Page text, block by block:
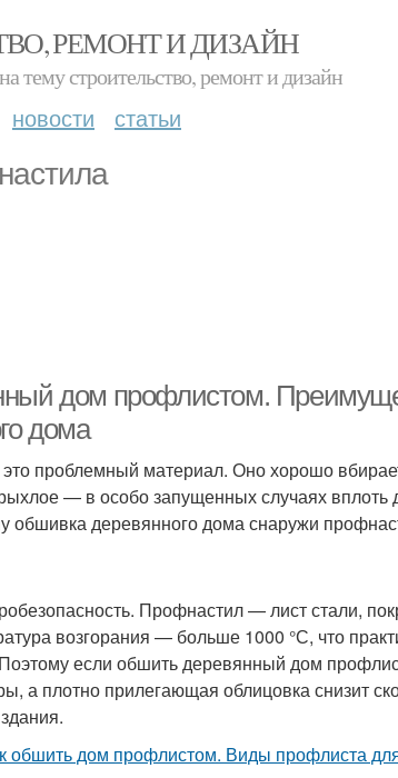
РЕМОНТ И ДИЗАЙН
тему строительство, ремонт и дизайн
новости статьи
дом профлистом.
дома
проблемный материал. Оно хорошо
— в особо запущенных случаях вплоть
обшивка деревянного дома снаружи
Профнастил — лист стали,
возгорания — больше 1000 °С, что
если обшить деревянный дом
а плотно прилегающая облицовка снизит